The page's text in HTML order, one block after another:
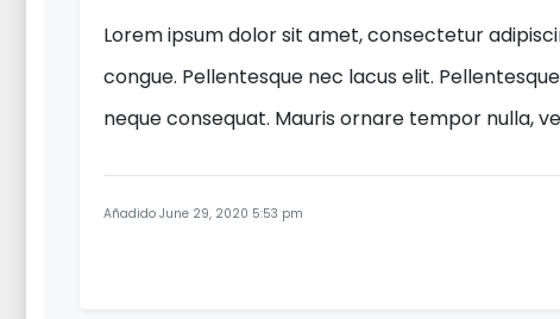
Lorem ipsum dolor sit amet, consectetur
congue. Pellentesque nec lacus elit.
neque consequat. Mauris ornare tempor nulla,
Añadido June 29, 2020 5:53 pm